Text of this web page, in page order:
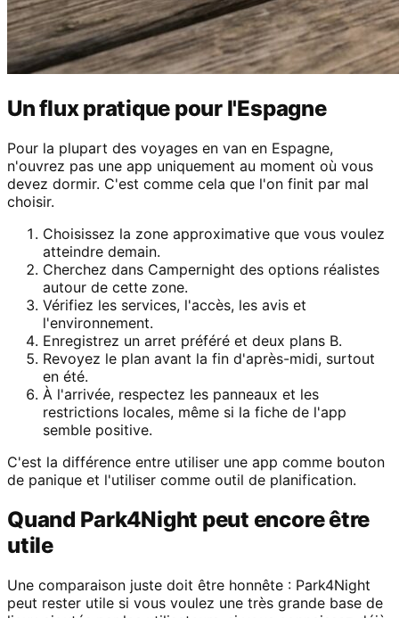
Un flux pratique pour l'Espagne
Pour la plupart des voyages en van en Espagne,
n'ouvrez pas une app uniquement au moment où vous
devez dormir. C'est comme cela que l'on finit par mal
choisir.
Choisissez la zone approximative que vous voulez
atteindre demain.
Cherchez dans Campernight des options réalistes
autour de cette zone.
Vérifiez les services, l'accès, les avis et
l'environnement.
Enregistrez un arret préféré et deux plans B.
Revoyez le plan avant la fin d'après-midi, surtout
en été.
À l'arrivée, respectez les panneaux et les
restrictions locales, même si la fiche de l'app
semble positive.
C'est la différence entre utiliser une app comme bouton
de panique et l'utiliser comme outil de planification.
Quand Park4Night peut encore être
utile
Une comparaison juste doit être honnête : Park4Night
peut rester utile si vous voulez une très grande base de